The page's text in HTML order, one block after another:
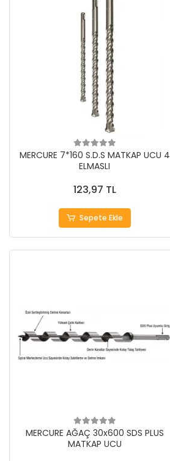
MERCURE 7*160 S.D.S MATKAP UCU 4
ELMASLI
123,97 TL
Sepete Ekle
MERCURE AĞAÇ 30x600 SDS PLUS
MATKAP UCU